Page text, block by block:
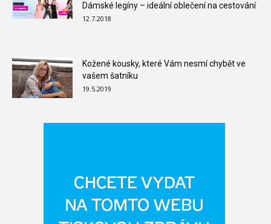
Dámské legíny – ideální oblečení na cestování
12.7.2018
Kožené kousky, které Vám nesmí chybět ve
vašem šatníku
19.5.2019